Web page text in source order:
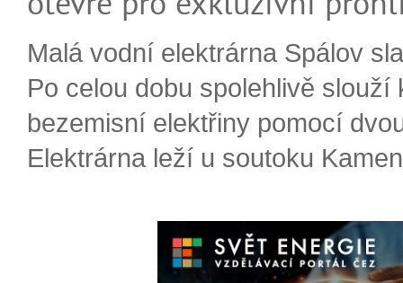
Malá vodní elektrárna Spálov
Po celou dobu spolehlivě slouží
bezemisní elektřiny pomocí
Elektrárna leží u soutoku